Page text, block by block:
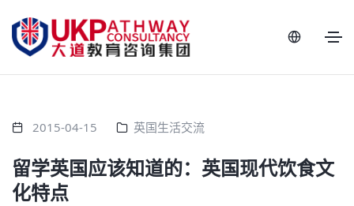
2015-04-15 英国生活交流
留学英国应该知道的：英国现代饮食文
化特点